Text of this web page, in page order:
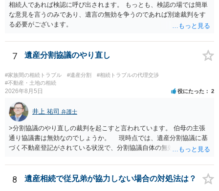
相続人であれば検認に呼び出されます。 もっとも、検認の場では簡単
な意見を言うのみであり、遺言の無効を争うのであれば別途裁判をす
る必要がございます。
7 遺産分割協議のやり直し
#家族間の相続トラブル #遺産分割
#相続トラブルの代理交渉
#不動産・土地の相続
2026年8月5日 役にたった 2
井上 祐司 弁護士
>分割協議のやり直しの裁判を起こすと言われています。 伯母の主張
通り協議書は無効なのでしょうか。 現時点では、遺産分割協議に基
づく不動産登記がされている状況で、分割協議自体の無効を裁判所が
方の訴訟の主張及び立証次第ですが、 ・御祖母様の認知能力に関する
医師の意見書、筆跡鑑定 が提出されればその効力が否定される可能性
はありますが、 ・伯母様自身が分割協議に加わっていること ・御祖母
8 遺産相続で従兄弟が協力しない場合の対処法は？